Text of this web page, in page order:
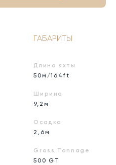
ГАБАРИТЫ
Длина яхты
50м/164ft
Ширина
9,2м
Осадка
2,6м
Gross Tonnage
500 GT